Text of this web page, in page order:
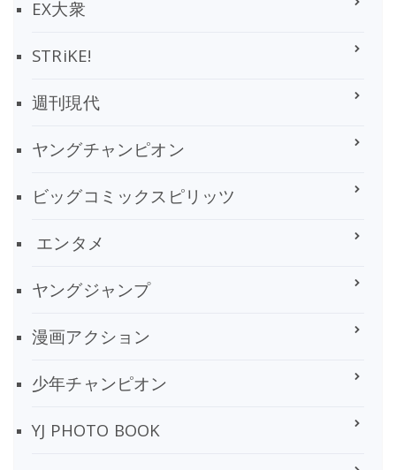
EX大衆
STRiKE!
週刊現代
ヤングチャンピオン
ビッグコミックスピリッツ
エンタメ
ヤングジャンプ
漫画アクション
少年チャンピオン
YJ PHOTO BOOK